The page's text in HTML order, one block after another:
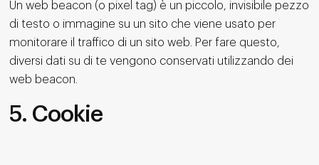
Un web beacon (o pixel tag) è un piccolo, invisibile pezzo
di testo o immagine su un sito che viene usato per
monitorare il traffico di un sito web. Per fare questo,
diversi dati su di te vengono conservati utilizzando dei
web beacon.
5. Cookie